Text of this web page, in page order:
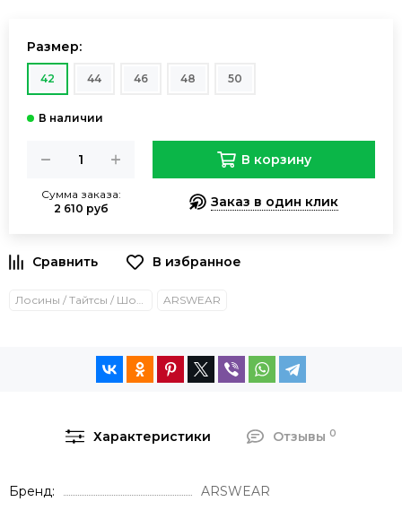
Размер:
42 44 46 48 50
Сумма заказа:
2 610 руб
В корзину
Заказ в один клик
Лосины / Тайтсы / Шорты ARSWEAR
Характеристики Отзывы 0
Бренд ARSWEAR